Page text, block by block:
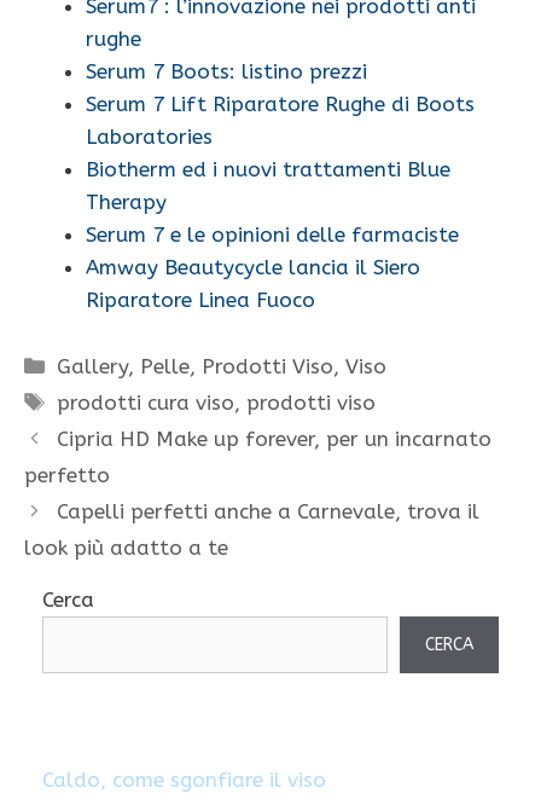
Serum7 : l’innovazione nei prodotti anti
rughe
Serum 7 Boots: listino prezzi
Serum 7 Lift Riparatore Rughe di Boots
Laboratories
Biotherm ed i nuovi trattamenti Blue
Therapy
Serum 7 e le opinioni delle farmaciste
Amway Beautycycle lancia il Siero
Riparatore Linea Fuoco
Categorie
Gallery, Pelle, Prodotti Viso,Viso
Tag
prodotti cura viso, prodotti viso
Cipria HD Make up forever, per un incarnato
perfetto
Capelli perfetti anche a Carnevale, trova il
look più adatto a te
Cerca
CERCA
Caldo, come sgonfiare il viso